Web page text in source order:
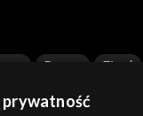
Baron Finał
Talent Show
prywatność